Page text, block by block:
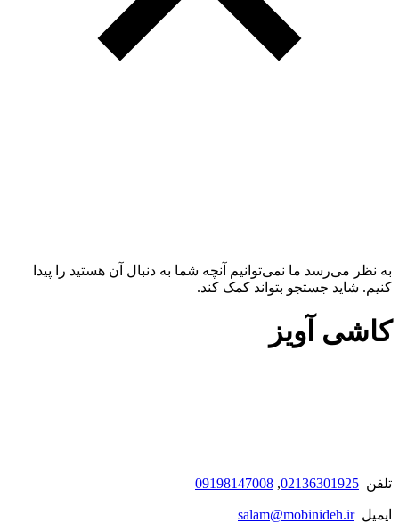
به نظر می‌رسد ما نمی‌توانیم آنچه شما به دنبال آن هستید را پیدا
کنیم. شاید جستجو بتواند کمک کند.
کاشی آویز
تلفن 02136301925
,
09198147008
ایمیلsalam@mobinideh.ir